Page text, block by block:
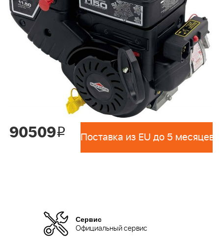
90509i Поставка из EU до 5 месяцев
Сервис
Официальный сервис